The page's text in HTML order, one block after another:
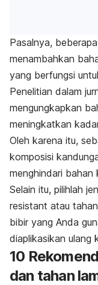
Pasalnya,
menambahkan
yang berfungsi
Penelitian dalam
mengungkapkan
meningkatkan
Oleh karena itu,
komposisi
menghindari bahan
Selain itu, pilihlah
resistant atau
bibir yang Anda
diaplikasikan ulang
10
dan tahan